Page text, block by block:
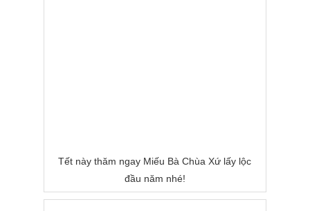
Tết này thăm ngay Miếu Bà Chùa Xứ lấy lộc
đầu năm nhé!